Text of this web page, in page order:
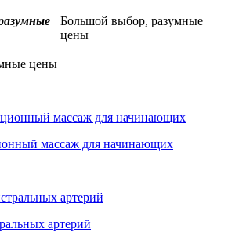
Большой выбор, разумные
цены
цены
массаж для начинающих
артерий